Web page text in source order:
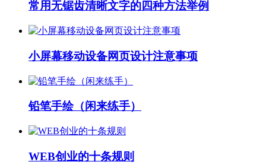
常用无锯齿清晰文字的四种方法举例
小屏幕移动设备网页设计注意事项
铅笔手绘（闲来练手）
WEB创业的十条规则